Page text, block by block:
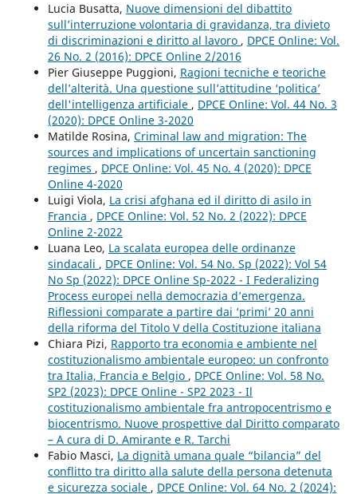
Lucia Busatta, Nuove dimensioni del dibattito
sull’interruzione volontaria di gravidanza, tra divieto
di discriminazioni e diritto al lavoro , DPCE Online: Vol.
26 No. 2 (2016): DPCE Online 2/2016
Pier Giuseppe Puggioni, Ragioni tecniche e teoriche
dell’alterità. Una questione sull’attitudine ‘politica’
dell'intelligenza artificiale , DPCE Online: Vol. 44 No. 3
(2020): DPCE Online 3-2020
Matilde Rosina, Criminal law and migration: The
sources and implications of uncertain sanctioning
regimes , DPCE Online: Vol. 45 No. 4 (2020): DPCE
Online 4-2020
Luigi Viola, La crisi afghana ed il diritto di asilo in
Francia , DPCE Online: Vol. 52 No. 2 (2022): DPCE
Online 2-2022
Luana Leo, La scalata europea delle ordinanze
sindacali , DPCE Online: Vol. 54 No. Sp (2022): Vol 54
No Sp (2022): DPCE Online Sp-2022 - I Federalizing
Process europei nella democrazia d’emergenza.
Riflessioni comparate a partire dai ‘primi’ 20 anni
della riforma del Titolo V della Costituzione italiana
Chiara Pizi, Rapporto tra economia e ambiente nel
costituzionalismo ambientale europeo: un confronto
tra Italia, Francia e Belgio , DPCE Online: Vol. 58 No.
SP2 (2023): DPCE Online - SP2 2023 - Il
costituzionalismo ambientale fra antropocentrismo e
biocentrismo. Nuove prospettive dal Diritto comparato
– A cura di D. Amirante e R. Tarchi
Fabio Masci, La dignità umana quale “bilancia” del
conflitto tra diritto alla salute della persona detenuta
e sicurezza sociale , DPCE Online: Vol. 64 No. 2 (2024):